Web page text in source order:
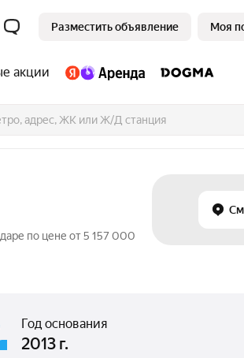
Разместить объявление Моя
акции
по цене от 5 157 000
Год основания
2013 г.